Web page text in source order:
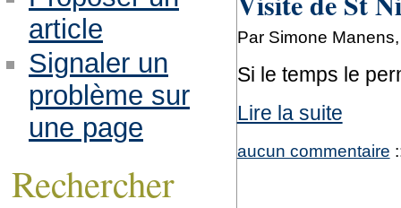
Par Simone
Si le temps le
Lire la suite
aucun commentaire
article
Signaler un
problème sur
une page
Rechercher